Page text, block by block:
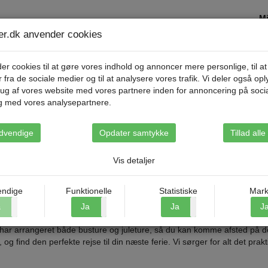
Destinationer Rejsetyper Om Riis Rejser
grund til at tage med på en af Riis Rejsers mange udflugter. Du vil
kristne historie og så selvfølgelig smuk natur, som du ikke ser
i møde, hvis du rejser afsted med os.
arrangeret både busture og juleture, så du kan komme afsted på
find den perfekte rejse til din næste ferie. Vi sørger for alt det
anvender cookies
cookies til at gøre vores indhold og annoncer mere personlige, til
fra de sociale medier og til at analysere vores trafik. Vi deler også
af vores website med vores partnere inden for annoncering på
med vores analysepartnere.
Opdater samtykke Tillad alle
Vis detaljer
Funktionelle
Ja
Statistiske
Ja
Ja